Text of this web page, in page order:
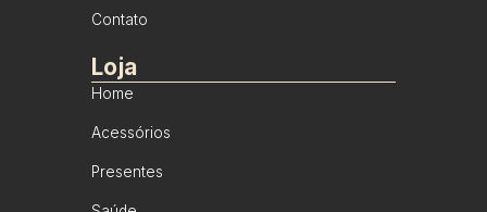
Contato
Loja
Home
Acessórios
Presentes